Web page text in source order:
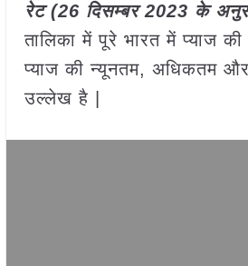
रेट (26 दिसम्बर 2023 के
तालिका में पूरे भारत में प्याज
प्याज की न्यूनतम, अधिकतम
उल्लेख है |